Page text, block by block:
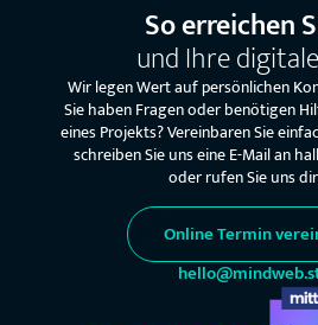
So erreichen
und Ihre
Wir legen Wert auf persönlichen
Sie haben Fragen oder benötigen
eines Projekts? Vereinbaren Sie
schreiben Sie uns eine E-Mail an
oder rufen Sie uns
Online Termin